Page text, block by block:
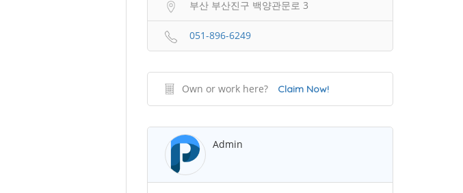
부산 부산진구 백양관문로 3
051-896-6249
Own or work here? Claim Now!
Admin